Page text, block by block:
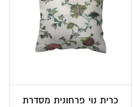
כרית נוי פרחונית מסדרת